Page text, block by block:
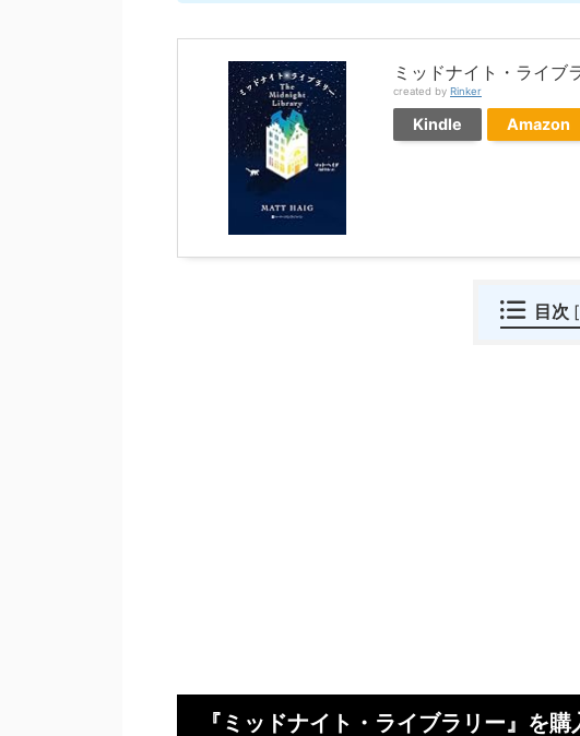
ミッドナイト・ライ
created by Rinker
Kindle Amazon
目次 [
『ミッドナイト・ライブラリー』を